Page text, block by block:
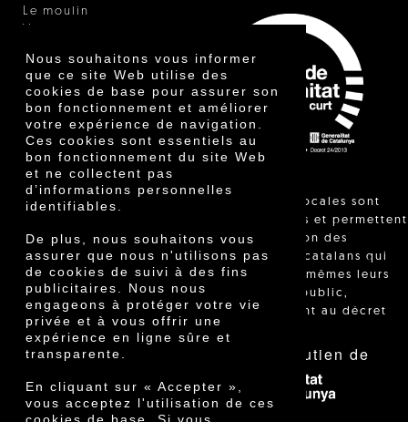
Nous souhaitons vous informer
que ce site Web utilise des
cookies de base pour assurer son
bon fonctionnement et améliorer
votre expérience de navigation.
Ces cookies sont essentiels au
bon fonctionnement du site Web
et ne collectent pas
d’informations personnelles
identifiables.
De plus, nous souhaitons vous
assurer que nous n'utilisons pas
de cookies de suivi à des fins
publicitaires. Nous nous
engageons à protéger votre vie
privée et à vous offrir une
expérience en ligne sûre et
transparente.
En cliquant sur « Accepter »,
vous acceptez l'utilisation de ces
Le moulin
Certificats
Prix
Innovation
"Les ventes locales sont
réglementées et permettent
l'identification des
agriculteurs catalans qui
vendent eux-mêmes leurs
produits au public,
conformément au décret
Avec le soutien de